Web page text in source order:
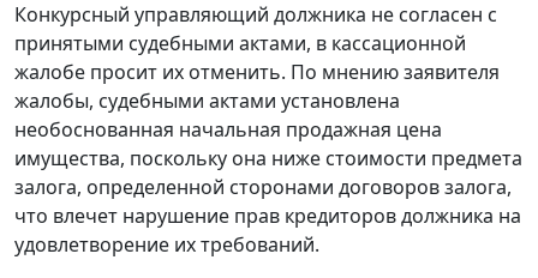
Конкурсный управляющий должника не согласен с
принятыми судебными актами, в кассационной
жалобе просит их отменить. По мнению заявителя
жалобы, судебными актами установлена
необоснованная начальная продажная цена
имущества, поскольку она ниже стоимости предмета
залога, определенной сторонами договоров залога,
что влечет нарушение прав кредиторов должника на
удовлетворение их требований.